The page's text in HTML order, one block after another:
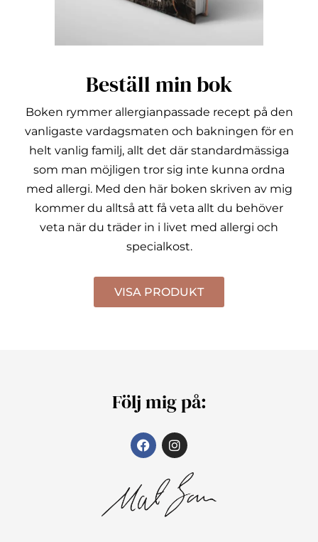
Beställ min bok
Boken rymmer allergianpassade recept på den
vanligaste vardagsmaten och bakningen för en
helt vanlig familj, allt det där standardmässiga
som man möjligen tror sig inte kunna ordna
med allergi. Med den här boken skriven av mig
kommer du alltså att få veta allt du behöver
veta när du träder in i livet med allergi och
specialkost.
VISA PRODUKT
Följ mig på: